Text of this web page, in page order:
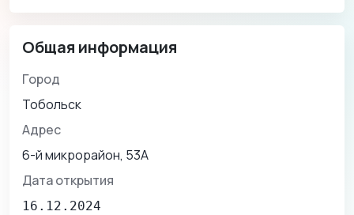
Общая информация
Город
Тобольск
Адрес
6-й микрорайон, 53А
Дата открытия
16.12.2024